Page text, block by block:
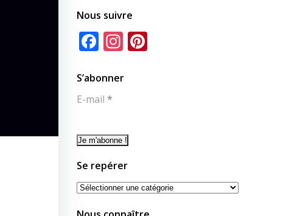
Nous suivre
Facebook
Instagram
S’abonner
E-mail *
Se repérer
Se